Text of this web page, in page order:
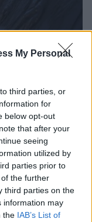
My Personal
third parties, or
for
below opt-out
that after your
seeing
utilized by
parties prior to
the further
third parties on the
information may
the IAB’s List of
omaggi